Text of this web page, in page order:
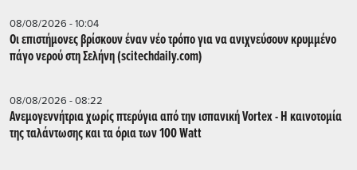
08/08/2026 - 10:04
Οι επιστήμονες βρίσκουν έναν νέο τρόπο για να ανιχνεύσουν κρυμμένο
πάγο νερού στη Σελήνη (scitechdaily.com)
08/08/2026 - 08:22
Ανεμογεννήτρια χωρίς πτερύγια από την ισπανική Vortex - Η καινοτομία
της ταλάντωσης και τα όρια των 100 Watt